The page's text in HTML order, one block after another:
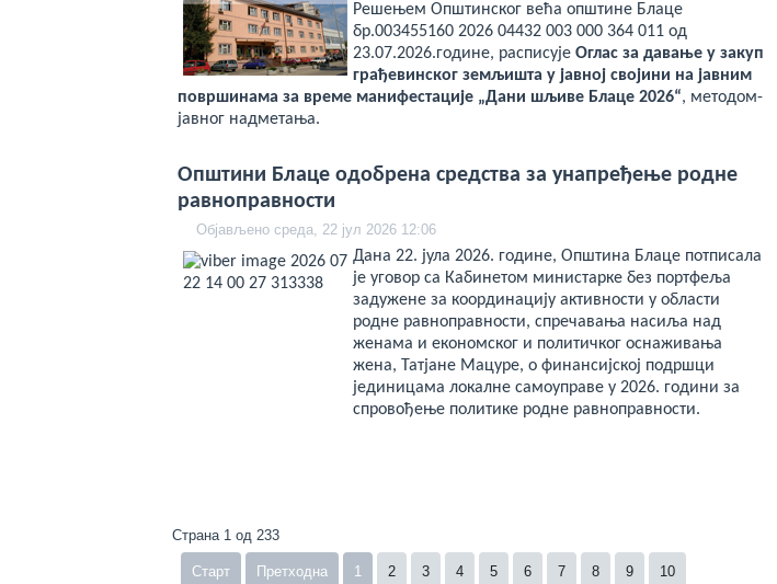
Решењем Општинског већа општине Блаце
бр.003455160 2026 04432 003 000 364 011 од
23.07.2026.године, расписује Оглас за давање у закуп
грађевинског земљишта у јавној својини на јавним
површинама за време манифестације „Дани шљиве Блаце 2026“, методом-
јавног надметања.
Општини Блаце одобрена средства за унапређење родне
равноправности
Објављено среда, 22 јул 2026 12:06
Дана 22. јула 2026. године, Општина Блаце потписала
је уговор са Кабинетом министарке без портфеља
задужене за координацију активности у области
родне равноправности, спречавања насиља над
женама и економског и политичког оснаживања
жена, Татјане Мацуре, о финансијској подршци
јединицама локалне самоуправе у 2026. години за
спровођење политике родне равноправности.
Страна 1 од 233
Старт Претходна 1 2 3 4 5 6 7 8 9 10